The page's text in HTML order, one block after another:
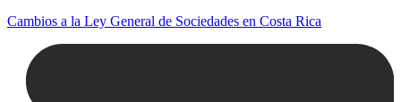
Cambios a la Ley General de Sociedades en Costa Rica